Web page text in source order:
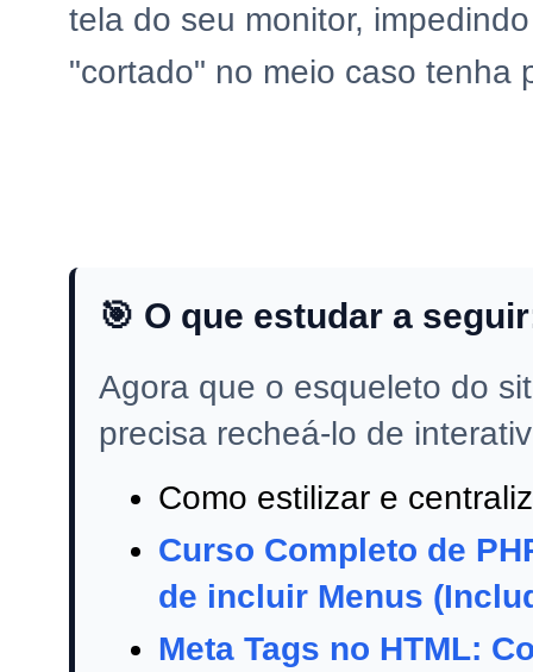
tela do seu monitor,
"cortado" no meio caso tenha
🎯 O que estudar a
Agora que o esqueleto do
precisa recheá-lo de
Como estilizar e
Curso Completo de
de incluir Menus
Meta Tags no HTML: